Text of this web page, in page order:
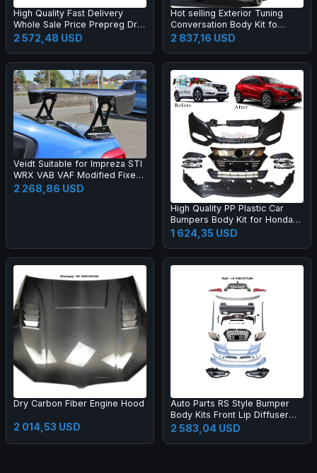
High Quality Fast Delivery
Whole Sale Price Prepreg Dry
Carbon Fiber Performance
Side Skirts for R8 2019-2023
2 572,48 USD
Hot selling Exterior Tuning
Conversation Body Kit fo
2009-2012 Auto Parts Car
2 837,16 USD
Veidt Suitable for Impreza STI
WRX VAB VAF Modified Fixed
Wing EUR Model Carbon Fiber
GT Large Spoiler
2 268,86 USD
High Quality PP Plastic Car
Bumpers Body Kit for Honda
2015 HRV Vezel Upgrade 20
1 624,35 USD
Dry Carbon Fiber Engine Hood
2 014,53 USD
Auto Parts RS Style Bumper
Body Kits Front Lip Diffuser
Side Skirts Headlights
Taillights Bumper Body Kit for
2 583,04 USD